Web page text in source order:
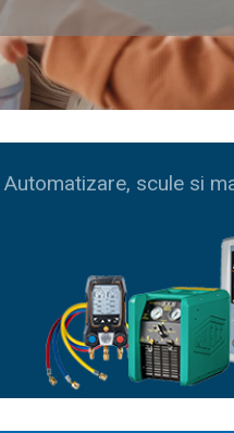
Automatizare, scule si